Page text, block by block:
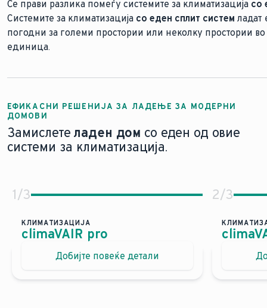
Се прави разлика помеѓу системите за климатизација со
Системите за климатизација со еден сплит систем ладат
погодни за големи простории или неколку простории
единица.
ЕФИКАСНИ РЕШЕНИЈА ЗА ЛАДЕЊЕ ЗА МОДЕРНИ
ДОМОВИ
Замислете ладен дом со еден од овие
системи за климатизација.
1/3
КЛИМАТИЗАЦИЈА
climaVAIR pro
Добијте повеќе детали
Ефикасен начин за ладење и загревање
2/3